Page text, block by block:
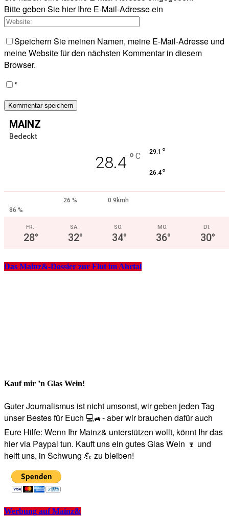
Bitte geben Sie hier Ihre E-Mail-Adresse ein
Speichern Sie meinen Namen, meine E-Mail-Adresse und
meine Website für den nächsten Kommentar in diesem
Browser.
*
MAINZ
Bedeckt
28.4 ° C 29.1 °
26.4°
26 %
0.9kmh
86 %
FR.
28°
SA.
32°
SO.
34°
MO.
36°
DI.
30°
Das Mainz&-Dossier zur Flut im Ahrtal
Kauf mir ’n Glas Wein!
Guter Journalismus ist nicht umsonst, wir geben jeden Tag
unser Bestes für Euch 💻🚙- aber wir brauchen dafür auch
Eure Hilfe: Wenn Ihr Mainz& unterstützen wollt, könnt Ihr das
hier via Paypal tun. Kauft uns ein gutes Glas Wein 🍷 und
helft uns, in Schwung 💪 zu bleiben!
Werbung auf Mainz&